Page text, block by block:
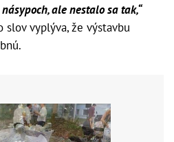
ale nestalo sa tak,“
slov vyplýva, že výstavbu